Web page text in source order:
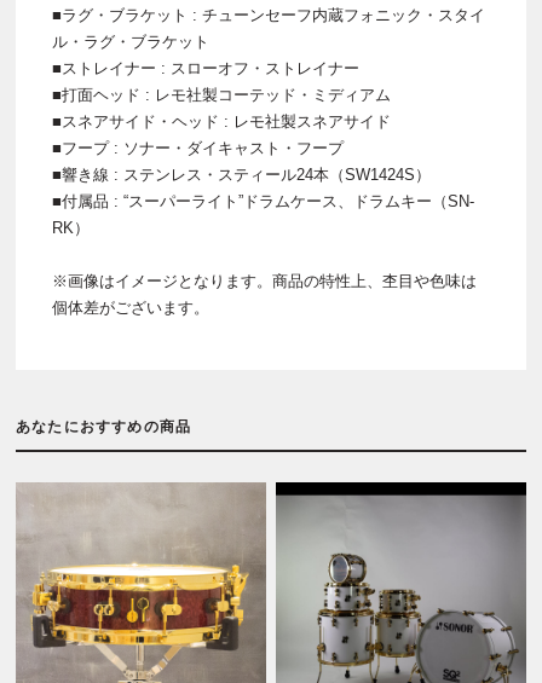
■ラグ・ブラケット : チューンセーフ内蔵フォニック・スタイ
ル・ラグ・ブラケット
■ストレイナー : スローオフ・ストレイナー
■打面ヘッド : レモ社製コーテッド・ミディアム
■スネアサイド・ヘッド : レモ社製スネアサイド
■フープ : ソナー・ダイキャスト・フープ
■響き線 : ステンレス・スティール24本（SW1424S）
■付属品 : “スーパーライト”ドラムケース、ドラムキー（SN-
RK）
※画像はイメージとなります。商品の特性上、杢目や色味は
個体差がございます。
あなたにおすすめの商品